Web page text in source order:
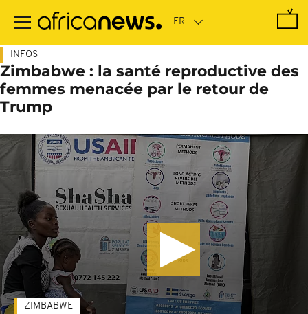
contenu
INFOS
Zimbabwe : la santé reproductive des
femmes menacée par le retour de
Trump
ZIMBABWE